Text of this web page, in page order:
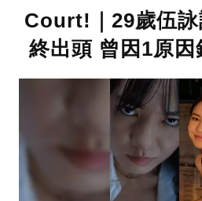
Court!｜29歲伍
終出頭 曾因1原